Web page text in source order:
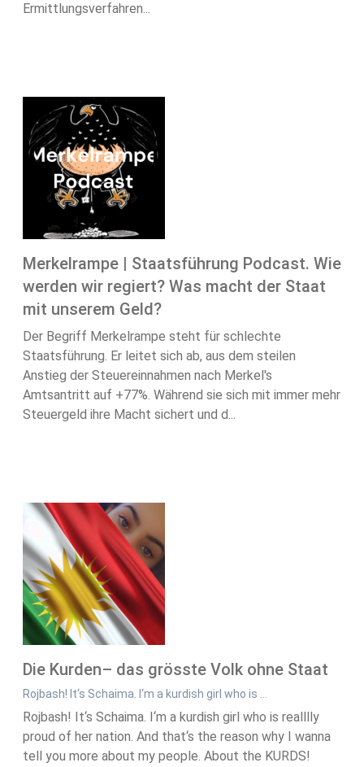
Ermittlungsverfahren...
Merkelrampe | Staatsführung Podcast. Wie
werden wir regiert? Was macht der Staat
mit unserem Geld?
Der Begriff Merkelrampe steht für schlechte
Staatsführung. Er leitet sich ab, aus dem steilen
Anstieg der Steuereinnahmen nach Merkel's
Amtsantritt auf +77%. Während sie sich mit immer mehr
Steuergeld ihre Macht sichert und d...
Die Kurden– das grösste Volk ohne Staat
Rojbash! It‘s Schaima. I‘m a kurdish girl who is …
Rojbash! It‘s Schaima. I‘m a kurdish girl who is realllly
proud of her nation. And that‘s the reason why I wanna
tell you more about my people. About the KURDS!